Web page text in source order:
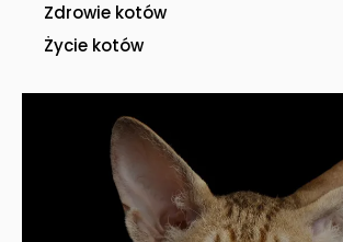
Zdrowie kotów
Życie kotów